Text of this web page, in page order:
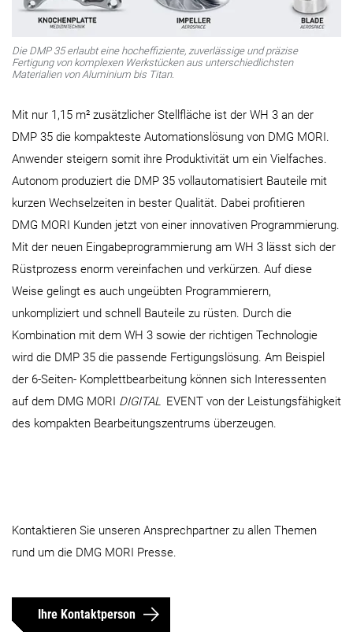
Die DMP 35 erlaubt eine hocheffiziente, zuverlässige und präzise
Fertigung von komplexen Werkstücken aus unterschiedlichsten
Materialien von Aluminium bis Titan.
Mit nur 1,15 m² zusätzlicher Stellfläche ist der WH 3 an der
DMP 35 die kompakteste Automationslösung von DMG MORI.
Anwender steigern somit ihre Produktivität um ein Vielfaches.
Autonom produziert die DMP 35 vollautomatisiert Bauteile mit
kurzen Wechselzeiten in bester Qualität. Dabei profitieren
DMG MORI Kunden jetzt von einer innovativen Programmierung.
Mit der neuen Eingabeprogrammierung am WH 3 lässt sich der
Rüstprozess enorm vereinfachen und verkürzen. Auf diese
Weise gelingt es auch ungeübten Programmierern,
unkompliziert und schnell Bauteile zu rüsten. Durch die
Kombination mit dem WH 3 sowie der richtigen Technologie
wird die DMP 35 die passende Fertigungslösung. Am Beispiel
der 6-Seiten- Komplettbearbeitung können sich Interessenten
auf dem DMG MORI DIGITAL EVENT von der Leistungsfähigkeit
des kompakten Bearbeitungszentrums überzeugen.
Kontaktieren Sie unseren Ansprechpartner zu allen Themen
rund um die DMG MORI Presse.
Ihre Kontaktperson